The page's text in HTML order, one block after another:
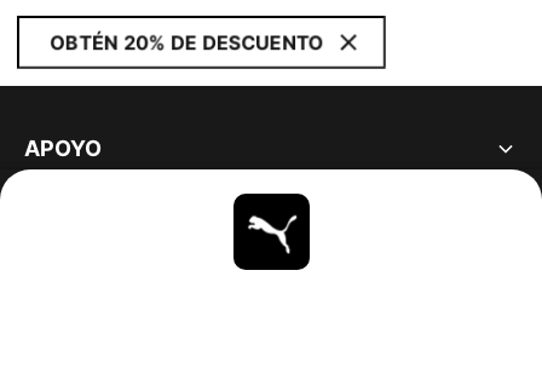
OBTÉN 20% DE DESCUENTO
APOYO